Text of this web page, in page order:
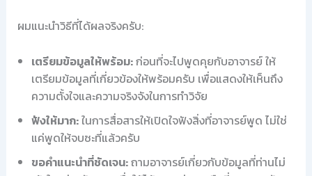
ผมแนะนำวิธีที่ได้ผลจริงครับ:
เตรียมข้อมูลให้พร้อม:ก่อนที่จะไปพูดคุยกับอาจารย์ ให้
เตรียมข้อมูลที่เกี่ยวข้องให้พร้อมครับ เพื่อแสดงให้เห็นถึง
ความตั้งใจและความจริงจังในการทำวิจัย
ฟังให้มาก:ในการสื่อสารให้เปิดใจฟังสิ่งที่อาจารย์พูด ไม่ใช่
แค่พูดให้จบซะที่แล้วครับ
ขอคำแนะนำที่ชัดเจน:ถามอาจารย์เกี่ยวกับข้อมูลที่ท่านไม่